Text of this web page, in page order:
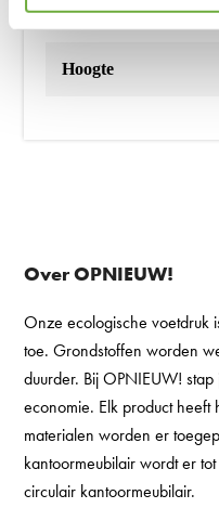
Hoogte
Over OPNIEUW!
Onze ecologische voetdruk
toe. Grondstoffen worden
duurder. Bij OPNIEUW!
economie. Elk product
materialen worden er
kantoormeubilair wordt er
circulair kantoormeubilair.